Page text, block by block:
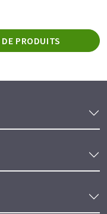
DE PRODUITS